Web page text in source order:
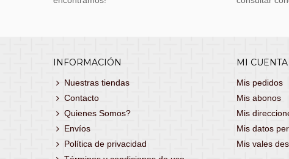
INFORMACIÓN
Nuestras tiendas
Contacto
Quienes Somos?
Envíos
Política de privacidad
MI CUENTA
Mis pedidos
Mis abonos
Mis
Mis datos
Mis vales